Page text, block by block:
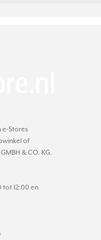
e-Stores
of
& CO. KG.
12:00 en